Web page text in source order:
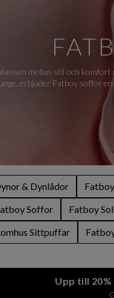
mellan stil och
erbjuder Fatboy soffor
& Dynlådor
Soffor Fatboy
Sittpuffar
Upp till